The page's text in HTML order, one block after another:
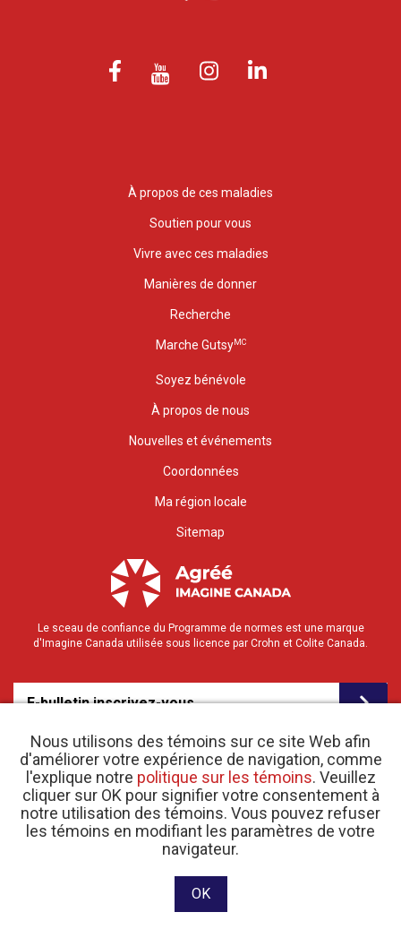
Nous utilisons des témoins sur ce site Web afin
d'améliorer votre expérience de navigation, comme
l'explique notre politique sur les témoins. Veuillez
cliquer sur OK pour signifier votre consentement à
notre utilisation des témoins. Vous pouvez refuser
les témoins en modifiant les paramètres de votre
navigateur.
OK
À propos de ces maladies
Soutien pour vous
Vivre avec ces maladies
Manières de donner
Recherche
Marche GutsyMC
Soyez bénévole
À propos de nous
Nouvelles et événements
Coordonnées
Ma région locale
Sitemap
Le sceau de confiance du Programme de normes est une marque
d'Imagine Canada utilisée sous licence par Crohn et Colite Canada.
E-bulletin inscrivez-vous
© 2026 Crohn et Colite Canada |Politique de confidentialité
d’organisme de bienfaisance 11883 1486 RR 0001
Site web conçu et développé par raisin Software.